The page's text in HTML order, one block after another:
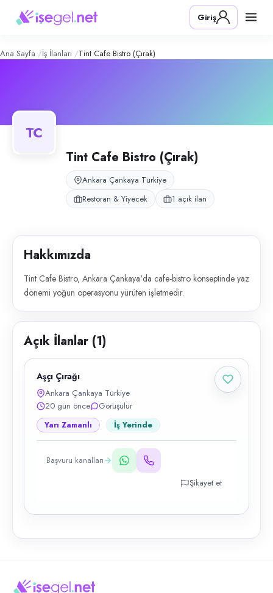
Cafe Bistro (Çırak) – Şirket
Konum:
Tint Cafe Bistro, Ankara Çankaya'da cafe-bistro konseptinde yaz
Giriş
Ana Sayfa İş İlanları Tint Cafe Bistro (Çırak)
TC
Tint Cafe Bistro (Çırak)
Ankara Çankaya Türkiye
Restoran & Yiyecek
1 açık ilan
Hakkımızda
Tint Cafe Bistro, Ankara Çankaya'da cafe-bistro konseptinde yaz
dönemi yoğun operasyonu yürüten işletmedir.
Açık İlanlar (1)
Aşçı Çırağı
Ankara Çankaya Türkiye
20 gün önce
Görüşülür
Yarı Zamanlı İş Yerinde
Başvuru kanalları
Şikayet et